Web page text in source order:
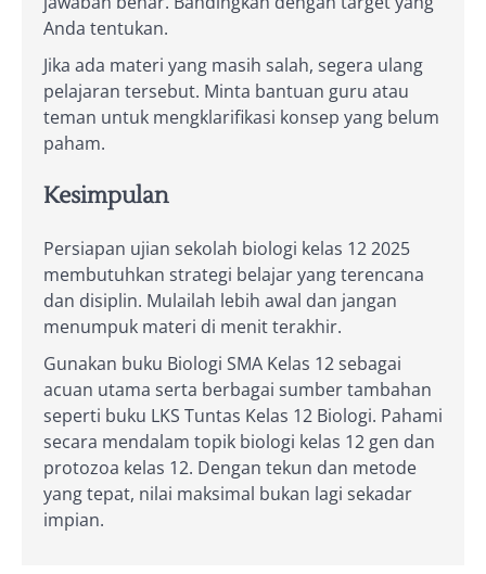
Anda tentukan.
Jika ada materi yang masih salah, segera ulang
pelajaran tersebut. Minta bantuan guru atau
teman untuk mengklarifikasi konsep yang belum
paham.
Kesimpulan
Persiapan ujian sekolah biologi kelas 12 2025
membutuhkan strategi belajar yang terencana
dan disiplin. Mulailah lebih awal dan jangan
menumpuk materi di menit terakhir.
Gunakan buku Biologi SMA Kelas 12 sebagai
acuan utama serta berbagai sumber tambahan
seperti buku LKS Tuntas Kelas 12 Biologi. Pahami
secara mendalam topik biologi kelas 12 gen dan
protozoa kelas 12. Dengan tekun dan metode
yang tepat, nilai maksimal bukan lagi sekadar
impian.